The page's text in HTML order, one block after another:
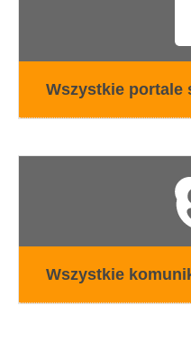
Wszystkie portale
Wszystkie